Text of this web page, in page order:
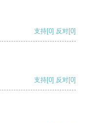
支持[0] 反对[0]
支持[0] 反对[0]